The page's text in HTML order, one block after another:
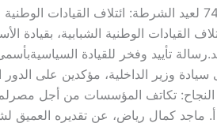
​في الذكرى الـ 74 لعيد الشرطة: ائتلاف
تأييد وفخر للقيادة
سيادة وزير الداخلية، مؤكدين على
النجاح: تكاتف المؤسسات من أجل
أ. ماجد كمال رياض، عن تقديره العميق